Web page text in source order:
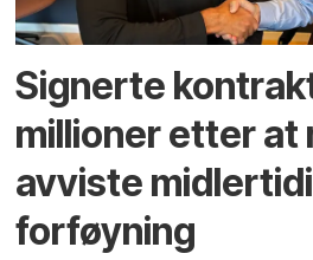
Signerte
millioner etter at
avviste
forføyning